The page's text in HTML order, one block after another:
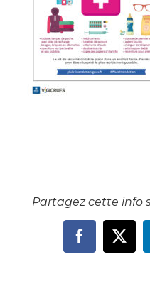
Partagez cette info
Facebook
X